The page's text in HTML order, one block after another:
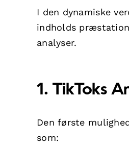
I den dynamiske
indholds
analyser.
1. TikToks
Den første
som: